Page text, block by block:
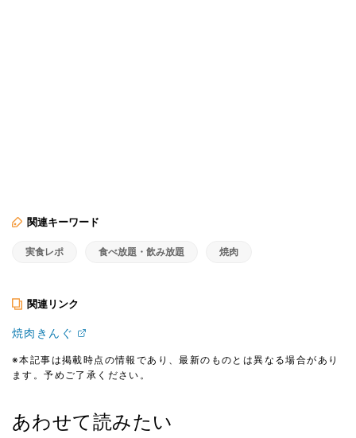
関連キーワード
実食レポ 食べ放題・飲み放題 焼肉
関連リンク
焼肉きんぐ
※本記事は掲載時点の情報であり、最新のものとは異なる場合があり
ます。予めご了承ください。
あわせて読みたい